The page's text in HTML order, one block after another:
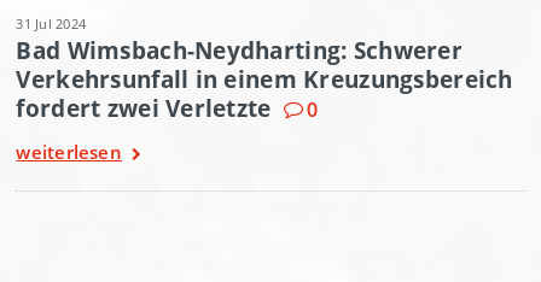
31 Jul 2024
Bad Wimsbach-Neydharting: Schwerer
Verkehrsunfall in einem Kreuzungsbereich
fordert zwei Verletzte
0
weiterlesen